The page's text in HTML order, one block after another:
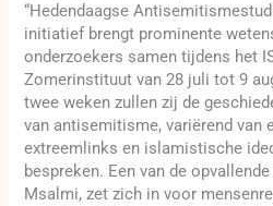
“Hedendaagse
initiatief brengt prominente
onderzoekers samen tijdens het
Zomerinstituut van 28 juli tot 9
twee weken zullen zij de
van antisemitisme, variërend van
extreemlinks en islamistische
bespreken. Een van de
Msalmi, zet zich in voor